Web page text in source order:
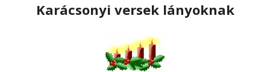
Karácsonyi versek lányoknak